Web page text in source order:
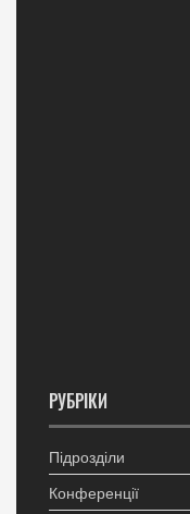
РУБРІКИ
Підрозділи
Конференції